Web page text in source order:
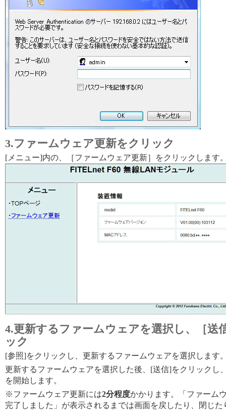
3.ファームウェア更新をクリック
[メニュー]内の、［ファームウェア更新］をクリックします
4.更新するファームウェアを選択し、［送
ック
[参照]をクリックし、更新するファームウェアを選択します
更新するファームウェアを選択した後、[送信]をクリックし
を開始します。
※ファームウェア更新には2分程度かかります。「ファーム
完了しました」が表示されるまでは画面を戻したり、閉じた